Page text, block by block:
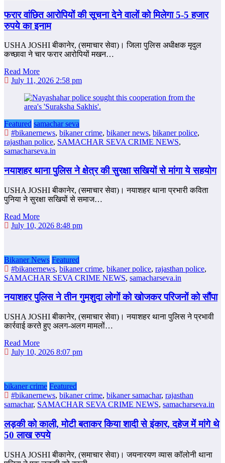
फरार वांछित आरोपियों की सूचना देने वालों को मिलेगा 5-5 हजार
रुपये का इनाम
USHA JOSHI बीकानेर, (समाचार सेवा)। जिला पुलिस अधीक्षक मृदुल
कच्छावा ने चार फरार आरोपियों मखन…
Read More
July 11, 2026 2:58 pm
Featured samachar seva
#bikanernews, bikaner crime, bikaner news, bikaner police,
rajasthan police, SAMACHAR SEVA CRIME NEWS,
samacharseva.in
नयाशहर थाना पुलिस ने क्षेत्र की सुरक्षा सखियों से मांगा ये सहयोग
USHA JOSHI बीकानेर, (समाचार सेवा)। नयाशहर थाना प्रभारी कविता
पुनिया ने सुरक्षा सखियों से समाज…
Read More
July 10, 2026 8:48 pm
Bikaner News Featured
#bikanernews, bikaner crime, bikaner police, rajasthan police,
SAMACHAR SEVA CRIME NEWS, samacharseva.in
नयाशहर पुलिस ने तीन गुमशुदा लोगों को खोजकर परिजनों को सौंपा
USHA JOSHI बीकानेर, (समाचार सेवा)। नयाशहर थाना पुलिस ने प्रभावी
कार्रवाई करते हुए अलग-अलग मामलों…
Read More
July 10, 2026 8:07 pm
bikaner crime Featured
#bikanernews, bikaner crime, bikaner samachar, rajasthan
samachar, SAMACHAR SEVA CRIME NEWS, samacharseva.in
लड़की को काली, मोटी बताकर किया शादी से इंकार, दहेज में मांगे थे
50 लाख रुपये
USHA JOSHI बीकानेर, (समाचार सेवा)। जयनारयण व्‍यास कॉलोनी थाना